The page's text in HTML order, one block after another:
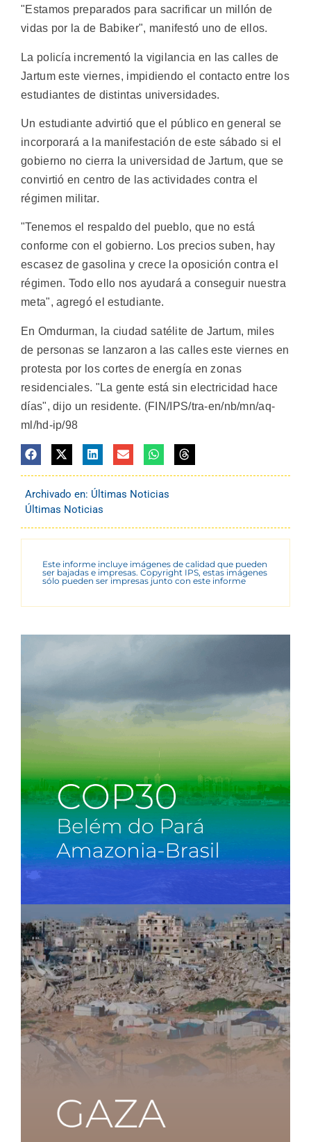
"Estamos preparados para sacrificar un millón de
vidas por la de Babiker", manifestó uno de ellos.
La policía incrementó la vigilancia en las calles de
Jartum este viernes, impidiendo el contacto entre los
estudiantes de distintas universidades.
Un estudiante advirtió que el público en general se
incorporará a la manifestación de este sábado si el
gobierno no cierra la universidad de Jartum, que se
convirtió en centro de las actividades contra el
régimen militar.
"Tenemos el respaldo del pueblo, que no está
conforme con el gobierno. Los precios suben, hay
escasez de gasolina y crece la oposición contra el
régimen. Todo ello nos ayudará a conseguir nuestra
meta", agregó el estudiante.
En Omdurman, la ciudad satélite de Jartum, miles
de personas se lanzaron a las calles este viernes en
protesta por los cortes de energía en zonas
residenciales. "La gente está sin electricidad hace
días", dijo un residente. (FIN/IPS/tra-en/nb/mn/aq-
ml/hd-ip/98
Archivado en: Últimas Noticias
Últimas Noticias
Este informe incluye imágenes de calidad que pueden
ser bajadas e impresas. Copyright IPS, estas imágenes
sólo pueden ser impresas junto con este informe